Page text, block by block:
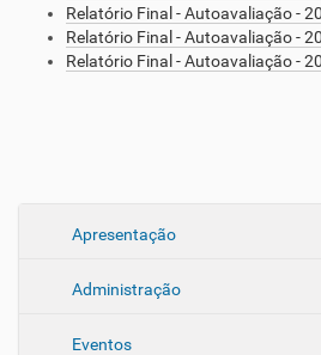
Apresentação
Administração
Eventos
Relatório Final - Autoavaliação -
Relatório Final - Autoavaliação -
Relatório Final - Autoavaliação -